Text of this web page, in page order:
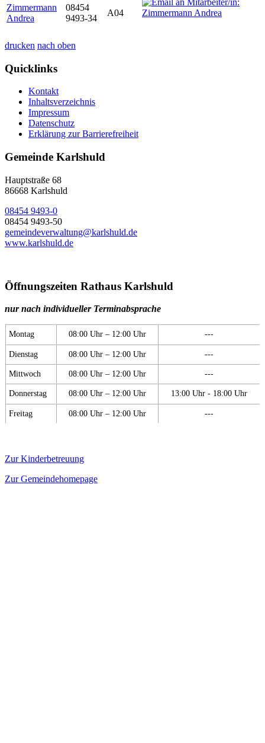
Zimmermann
Andrea
08454
9493-34
A04
drucken nach oben
Quicklinks
Kontakt
Inhaltsverzeichnis
Impressum
Datenschutz
Erklärung zur Barrierefreiheit
Gemeinde Karlshuld
Hauptstraße 68
86668 Karlshuld
08454 9493-0
08454 9493-50
gemeindeverwaltung@karlshuld.de
www.karlshuld.de
Öffnungszeiten Rathaus Karlshuld
nur nach individueller Terminabsprache
Montag 08:00 Uhr – 12:00 Uhr ---
Dienstag 08:00 Uhr – 12:00 Uhr ---
Mittwoch 08:00 Uhr – 12:00 Uhr ---
Donnerstag 08:00 Uhr – 12:00 Uhr 13:00 Uhr - 18:00 Uhr
Freitag 08:00 Uhr – 12:00 Uhr ---
Zur Kinderbetreuung
Zur Gemeindehomepage